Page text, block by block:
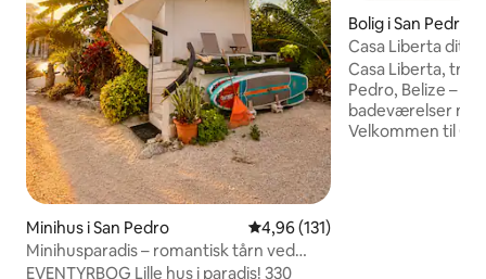
Minihus i San Pedro 4,96 ud af 5 i gennemsnitlig
4,96 (131)
Minihusparadis – romantisk tårn ved
stranden
EVENTYRBOG Lille hus i paradis! 330
Bolig i San Pedro
Casa Liberta dit
fristed
Casa Liberta,
Pedro, Belize – 4
badeværelser
Velkommen til